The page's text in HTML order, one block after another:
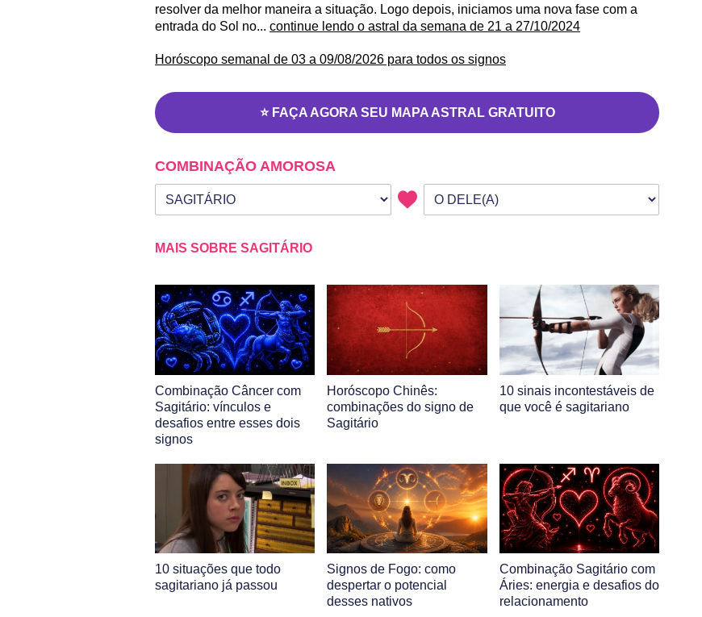
resolver da melhor maneira a situação. Logo depois, iniciamos uma nova fase com a
entrada do Sol no... continue lendo o astral da semana de 21 a 27/10/2024
Horóscopo semanal de 03 a 09/08/2026 para todos os signos
⭐ FAÇA AGORA SEU MAPA ASTRAL GRATUITO
COMBINAÇÃO AMOROSA
Seu signo
Signo da outra pessoa
MAIS SOBRE SAGITÁRIO
Combinação Câncer com
Sagitário: vínculos e
desafios entre esses dois
signos
Horóscopo Chinês:
combinações do signo de
Sagitário
10 sinais incontestáveis de
que você é sagitariano
10 situações que todo
sagitariano já passou
Signos de Fogo: como
despertar o potencial
desses nativos
Combinação Sagitário com
Áries: energia e desafios do
relacionamento